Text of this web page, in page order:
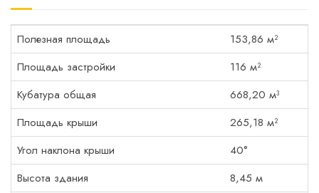
Полезная площадь
153,86 м²
Площадь застройки
116 м²
Кубатура общая
668,20 м³
Площадь крыши
265,18 м²
Угол наклона крыши
40°
Высота здания
8,45 м